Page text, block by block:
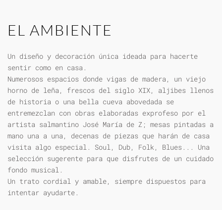
EL AMBIENTE
Un diseño y decoración única ideada para hacerte
sentir como en casa.
Numerosos espacios donde vigas de madera, un viejo
horno de leña, frescos del siglo XIX, aljibes llenos
de historia o una bella cueva abovedada se
entremezclan con obras elaboradas exprofeso por el
artista salmantino José María de Z; mesas pintadas a
mano una a una, decenas de piezas que harán de casa
visita algo especial. Soul, Dub, Folk, Blues... Una
selección sugerente para que disfrutes de un cuidado
fondo musical.
Un trato cordial y amable, siempre dispuestos para
intentar ayudarte.